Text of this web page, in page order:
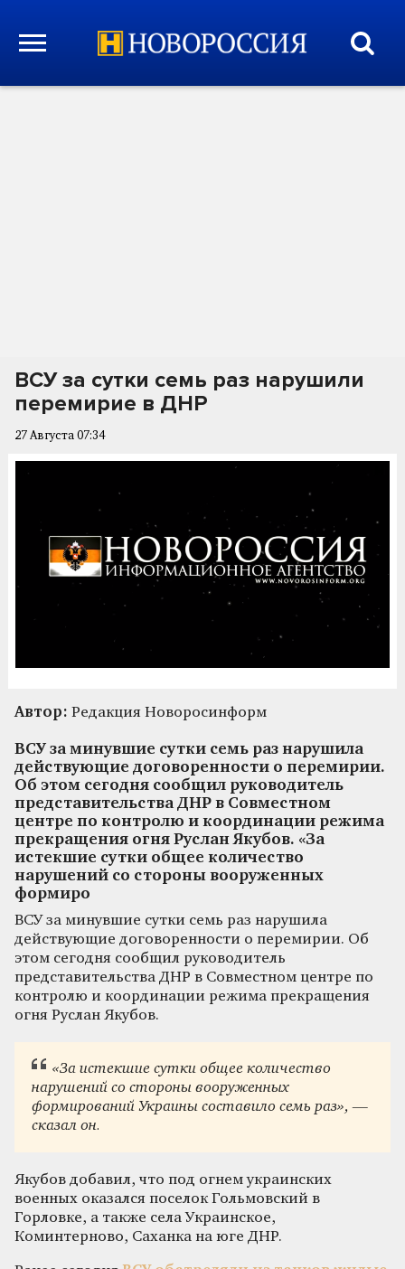
ВСУ за сутки семь раз нарушили
перемирие в ДНР
27 Августа 07:34
Автор: Редакция Новоросинформ
ВСУ за минувшие сутки семь раз нарушила
действующие договоренности о перемирии.
Об этом сегодня сообщил руководитель
представительства ДНР в Совместном
центре по контролю и координации режима
прекращения огня Руслан Якубов. «За
истекшие сутки общее количество
нарушений со стороны вооруженных
формиро
ВСУ за минувшие сутки семь раз нарушила
действующие договоренности о перемирии. Об
этом сегодня сообщил руководитель
представительства ДНР в Совместном центре по
контролю и координации режима прекращения
огня Руслан Якубов.
«За истекшие сутки общее количество
нарушений со стороны вооруженных
формирований Украины составило семь раз», —
сказал он.
Якубов добавил, что под огнем украинских
военных оказался поселок Гольмовский в
Горловке, а также села Украинское,
Коминтерново, Саханка на юге ДНР.